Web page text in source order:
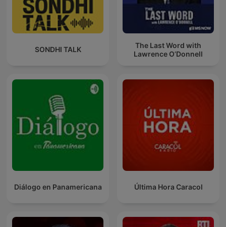
SONDHI TALK
The Last Word with
Lawrence O’Donnell
Diálogo en Panamericana Última Hora Caracol